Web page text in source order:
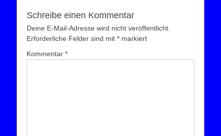
Schreibe einen Kommentar
Deine E-Mail-Adresse wird nicht veröffentlicht.
Erforderliche Felder sind mit * markiert
Kommentar *